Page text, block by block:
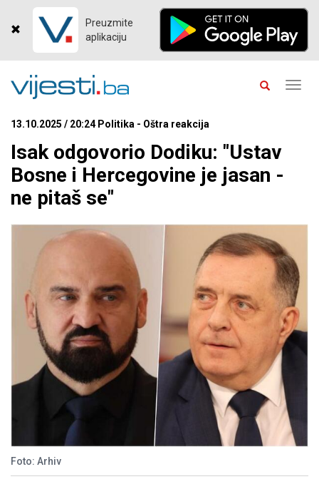
Preuzmite
aplikaciju
13.10.2025 / 20:24 Politika - Oštra reakcija
Isak odgovorio Dodiku: "Ustav
Bosne i Hercegovine je jasan -
ne pitaš se"
Foto: Arhiv